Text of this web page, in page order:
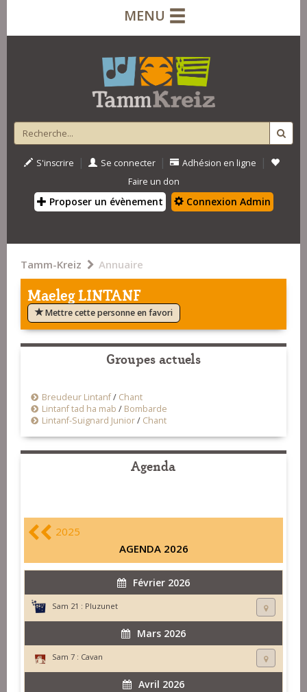
MENU
S'inscrire | Se connecter | Adhésion en ligne |
Faire un don
Proposer un évènement Connexion Admin
Tamm-Kreiz Annuaire
Maeleg LINTANF
Mettre cette personne en favori
Groupes actuels
Breudeur Lintanf/ Chant
Lintanf tad ha mab / Bombarde
Lintanf-Suignard Junior/ Chant
Agenda
2025
AGENDA 2026
Février 2026
Sam 21 : Pluzunet
Mars 2026
Sam 7 : Cavan
Avril 2026